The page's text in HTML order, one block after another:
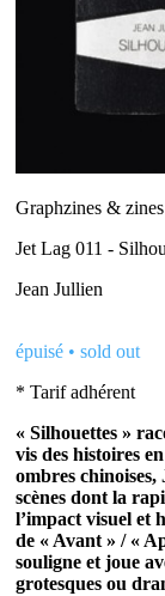
Graphzines &
Jet Lag 011 -
Jean Jullien
épuisé • sold out
* Tarif adhérent
« Silhouettes »
vis des histoires
ombres chinoises,
scènes dont la
l’impact visuel et
de « Avant » / «
souligne et joue
grotesques ou